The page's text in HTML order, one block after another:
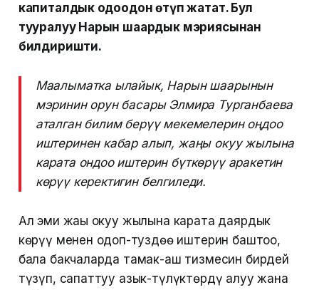
капиталдык оңдоодон өтүп жатат. Бул
тууралуу Нарын шаардык мэриясынан
билдиришти.
Маалыматка ылайык, Нарын шаарынын
мэринин орун басары Элмира Турганбаева
аталган билим берүү мекемелерин оңдоо
иштеринен кабар алып, жаңы окуу жылына
карата ондоо иштерин бүткөрүү аракетин
көрүү керектигин белгиледи.
Ал эми жаңы окуу жылына карата даярдык
көрүү менен оңдоп-туздөө иштерин баштоо,
бала бакчаларда тамак-аш тизмесин бирдей
түзүп, сапаттуу азык-түлүктөрдү алуу жана